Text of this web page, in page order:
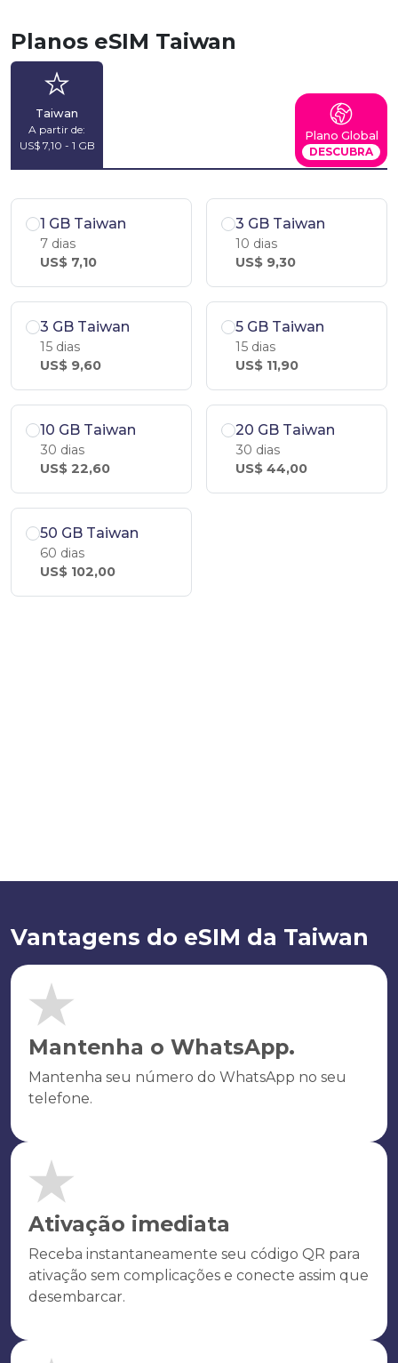
Planos eSIM Taiwan
Taiwan
A partir de:
US$ 7,10 - 1 GB
Plano Global
DESCUBRA
1 GB Taiwan
7 dias
US$ 7,10
3 GB Taiwan
10 dias
US$ 9,30
3 GB Taiwan
15 dias
US$ 9,60
5 GB Taiwan
15 dias
US$ 11,90
10 GB Taiwan
30 dias
US$ 22,60
20 GB Taiwan
30 dias
US$ 44,00
50 GB Taiwan
60 dias
US$ 102,00
Vantagens do eSIM da Taiwan
Mantenha o WhatsApp.
Mantenha seu número do WhatsApp no seu
telefone.
Ativação imediata
Receba instantaneamente seu código QR para
ativação sem complicações e conecte assim que
desembarcar.